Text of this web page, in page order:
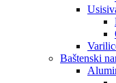
Baštenski